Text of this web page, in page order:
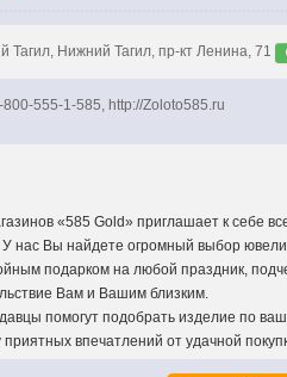
Тагил, Нижний Тагил, пр-кт Ленина, 71
800-555-1-585, http://Zoloto585.ru
«585 Gold» приглашает к себе
нас Вы найдете огромный выбор
подарком на любой праздник,
Вам и Вашим близким.
помогут подобрать изделие по
впечатлений от удачной